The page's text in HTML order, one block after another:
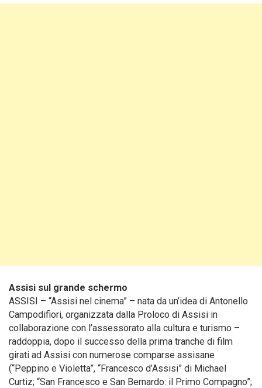
Assisi sul grande schermo
ASSISI – “Assisi nel cinema” – nata da un’idea di Antonello
Campodifiori, organizzata dalla Proloco di Assisi in
collaborazione con l’assessorato alla cultura e turismo –
raddoppia, dopo il successo della prima tranche di film
girati ad Assisi con numerose comparse assisane
(“Peppino e Violetta”, “Francesco d’Assisi” di Michael
Curtiz; “San Francesco e San Bernardo: il Primo Compagno”;